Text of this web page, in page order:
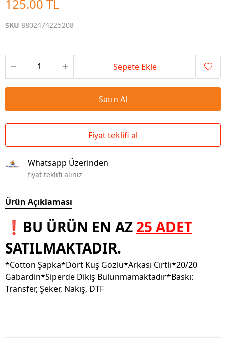
125.00 TL
SKU 8802474225208
Sepete Ekle
Satın Al
Fiyat teklifi al
Whatsapp Üzerinden
fiyat teklifi alınız
Ürün Açıklaması
❗BU ÜRÜN EN AZ 25 ADET
SATILMAKTADIR.
*Cotton Şapka*Dört Kuş Gözlü*Arkası Cırtlı*20/20
Gabardin*Siperde Dikiş Bulunmamaktadır*Baskı:
Transfer, Şeker, Nakış, DTF